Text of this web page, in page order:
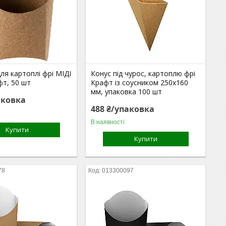
картоплі фрі МІДІ
50 шт
Купити
Конус під чурос, картоплю фрі
Крафт із соусником 250х160
мм, упаковка 100 шт
488 ₴/упаковка
В наявності
Купити
013300097